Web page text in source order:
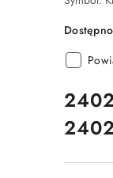
cena:
Cena: